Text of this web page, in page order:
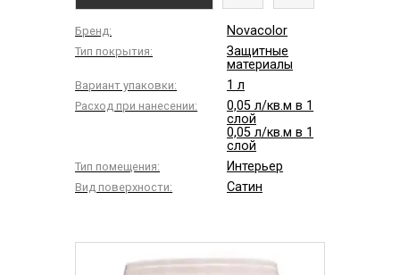
Бренд: Novacolor
Тип покрытия:
Защитные
материалы
Вариант упаковки: 1 л
Расход при нанесении:
0,05 л/кв.м в 1
слой
0,05 л/кв.м в 1
слой
Тип помещения: Интерьер
Вид поверхности: Сатин